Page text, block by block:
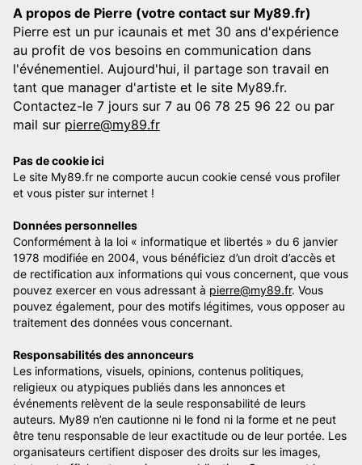
A propos de Pierre (votre contact sur My89.fr)
Pierre est un pur icaunais et met 30 ans d'expérience
au profit de vos besoins en communication dans
l'événementiel. Aujourd'hui, il partage son travail en
tant que manager d'artiste et le site My89.fr.
Contactez-le 7 jours sur 7 au 06 78 25 96 22 ou par
mail sur pierre@my89.fr
Pas de cookie ici
Le site My89.fr ne comporte aucun cookie censé vous profiler
et vous pister sur internet !
Données personnelles
Conformément à la loi « informatique et libertés » du 6 janvier
1978 modifiée en 2004, vous bénéficiez d’un droit d’accès et
de rectification aux informations qui vous concernent, que vous
pouvez exercer en vous adressant à pierre@my89.fr. Vous
pouvez également, pour des motifs légitimes, vous opposer au
traitement des données vous concernant.
Responsabilités des annonceurs
Les informations, visuels, opinions, contenus politiques,
religieux ou atypiques publiés dans les annonces et
événements relèvent de la seule responsabilité de leurs
auteurs. My89 n’en cautionne ni le fond ni la forme et ne peut
être tenu responsable de leur exactitude ou de leur portée. Les
organisateurs certifient disposer des droits sur les images,